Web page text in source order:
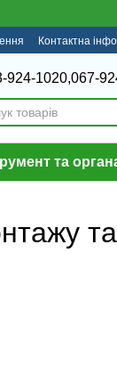
Контактна
924-1020,067-
та